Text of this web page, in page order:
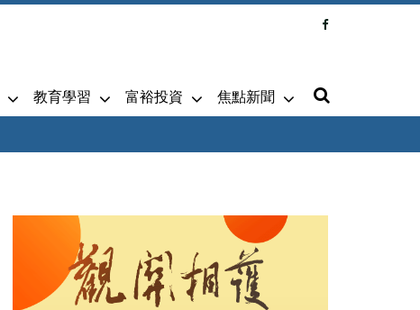
教育學習 富裕投資 焦點新聞